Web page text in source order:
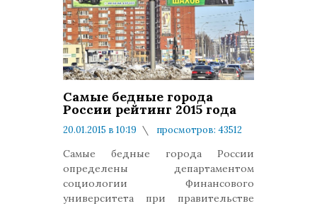
Самые бедные города
России рейтинг 2015 года
20.01.2015 в 10:19
просмотров: 43512
Самые бедные города России
определены департаментом
социологии Финансового
университета при правительстве